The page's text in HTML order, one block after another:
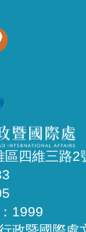
四維三路2
1999